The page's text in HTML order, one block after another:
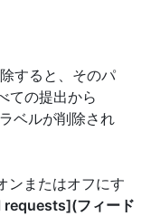
すると、そのパ
ての提出から
ベルが削除され
ンまたはオフにす
フィード